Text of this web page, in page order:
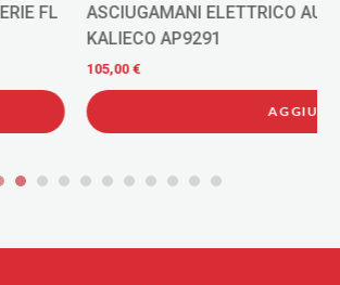
AUTOMATICO ASPIRA SERIE
AGGIUNGI